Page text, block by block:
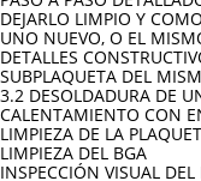
DEJARLO LIMPIO Y
UNO NUEVO, O EL
DETALLES
SUBPLAQUETA DEL
3.2 DESOLDADURA DE
CALENTAMIENTO CON
LIMPIEZA DE LA
LIMPIEZA DEL BGA
INSPECCIÓN VISUAL DEL